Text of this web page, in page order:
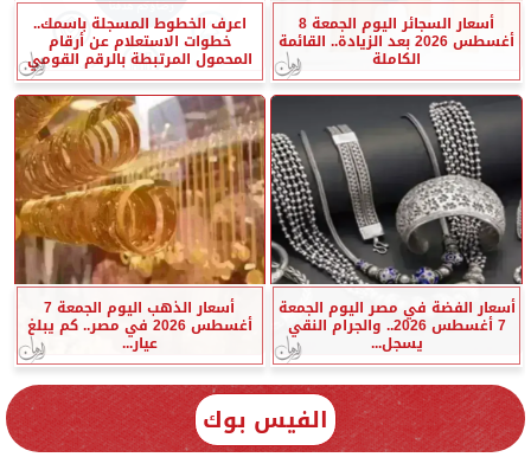
أسعار السجائر اليوم الجمعة 8
أغسطس 2026 بعد الزيادة.. القائمة
الكاملة
اعرف الخطوط المسجلة باسمك..
خطوات الاستعلام عن أرقام
المحمول المرتبطة بالرقم القومي
أسعار الفضة في مصر اليوم الجمعة
7 أغسطس 2026.. والجرام النقي
يسجل...
أسعار الذهب اليوم الجمعة 7
أغسطس 2026 في مصر.. كم يبلغ
عيار...
الفيس بوك